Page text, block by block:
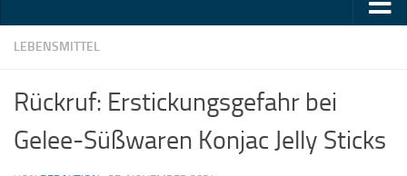
LEBENSMITTEL
Rückruf: Erstickungsgefahr bei
Gelee-Süßwaren Konjac Jelly Sticks